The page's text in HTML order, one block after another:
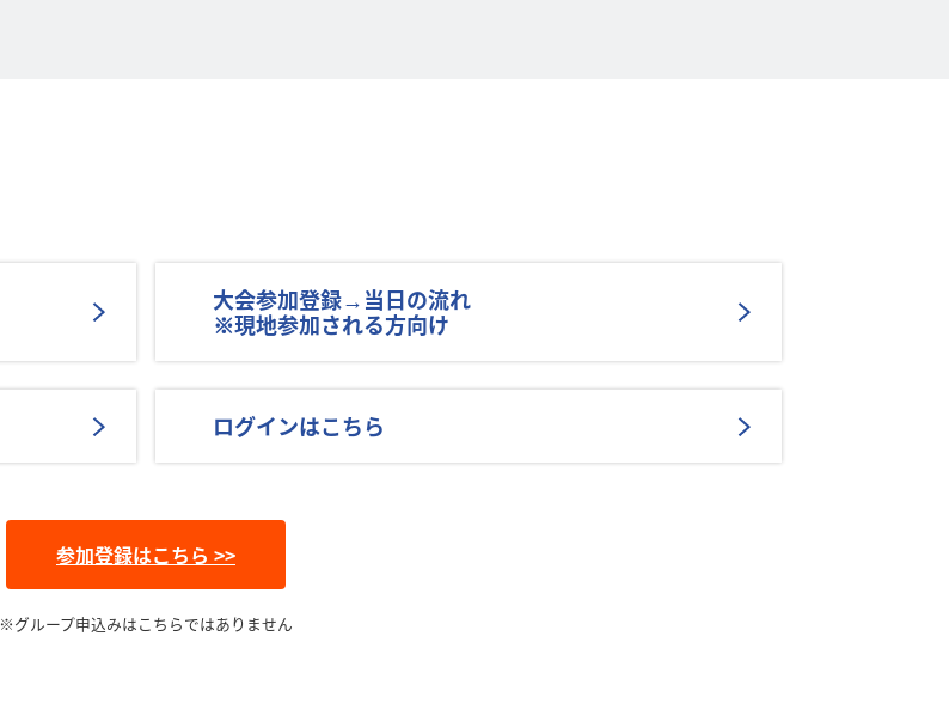
大会参加登録→当日の流れ
※現地参加される方向け
ログインはこちら
参加登録はこちら >>
※グループ申込みはこちらではありません